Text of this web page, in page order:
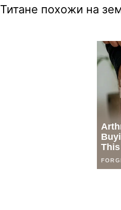
Титане похожи на